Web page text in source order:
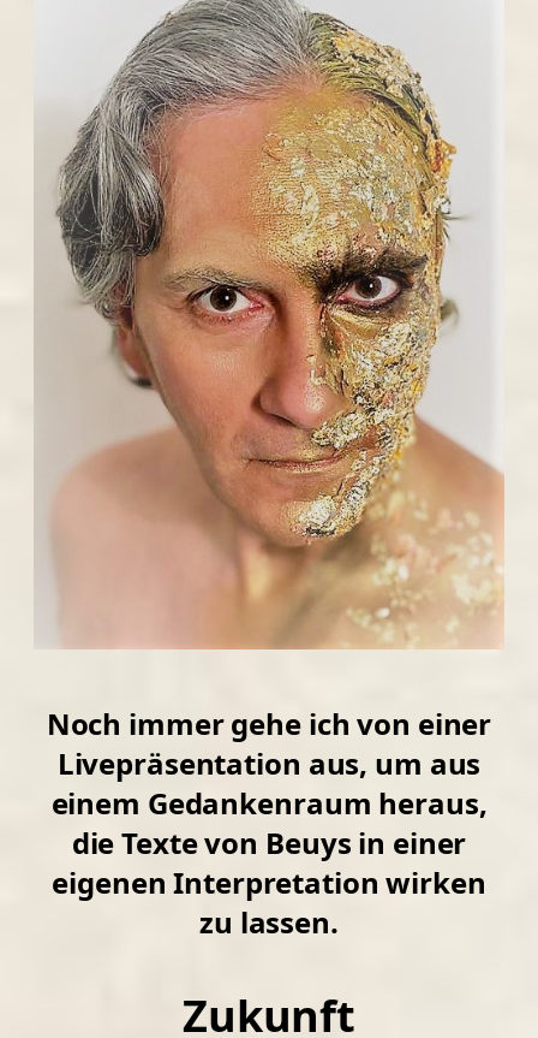
Noch immer gehe ich von einer
Livepräsentation aus, um aus
einem Gedankenraum heraus,
die Texte von Beuys in einer
eigenen Interpretation wirken
zu lassen.
Zukunft